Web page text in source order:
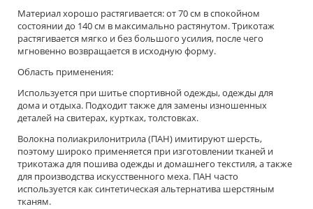
Материал хорошо растягивается: от 70 см в спокойном
состоянии до 140 см в максимально растянутом. Трикотаж
растягивается мягко и без большого усилия, после чего
мгновенно возвращается в исходную форму.
Область применения:
Используется при шитье спортивной одежды, одежды для
дома и отдыха. Подходит также для замены изношенных
деталей на свитерах, куртках, толстовках.
Волокна полиакрилонитрила (ПАН) имитируют шерсть,
поэтому широко применяется при изготовлении тканей и
трикотажа для пошива одежды и домашнего текстиля, а также
для производства искусственного меха. ПАН часто
используется как синтетическая альтернатива шерстяным
тканям.